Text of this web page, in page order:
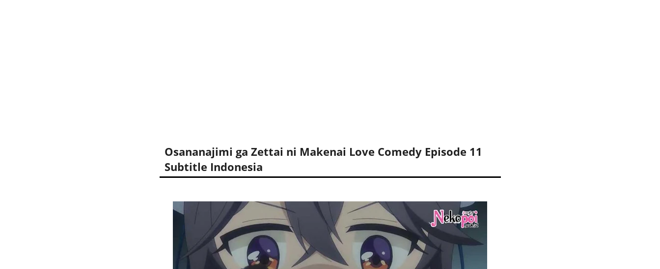
Osananajimi ga Zettai ni Makenai Love Comedy Episode 11
Subtitle Indonesia